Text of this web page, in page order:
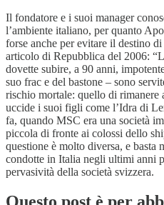
Il fondatore e i suoi manager
l’ambiente italiano, per quanto
forse anche per evitare il destino
articolo di Repubblica del 2006:
dovette subire, a 90 anni,
suo frac e del bastone – sono
rischio mortale: quello di
uccide i suoi figli come l’Idra di
fa, quando MSC era una società
piccola di fronte ai colossi dello
questione è molto diversa, e basta
condotte in Italia negli ultimi anni
pervasività della società svizzera.